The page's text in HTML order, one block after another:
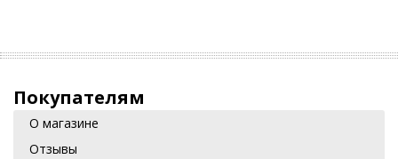
Покупателям
О магазине
Отзывы